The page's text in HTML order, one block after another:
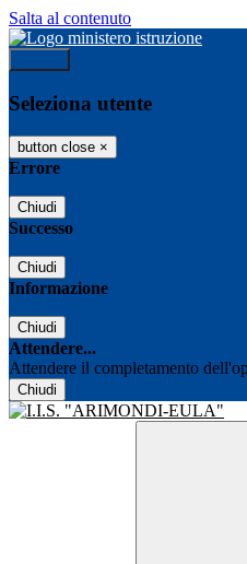
Salta al contenuto
Seleziona utente
button close ×
Errore
Chiudi
Successo
Chiudi
Informazione
Chiudi
Attendere...
Attendere il completamento
Chiudi